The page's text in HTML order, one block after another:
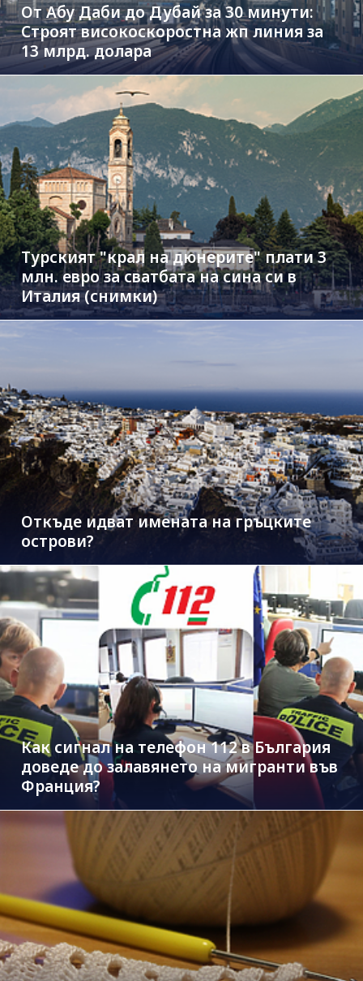
От Абу Даби до Дубай за 30 минути:
Строят високоскоростна жп линия за
13 млрд. долара
Турският "крал на дюнерите" плати 3
млн. евро за сватбата на сина си в
Италия (снимки)
Откъде идват имената на гръцките
острови?
Как сигнал на телефон 112 в България
доведе до залавянето на мигранти във
Франция?